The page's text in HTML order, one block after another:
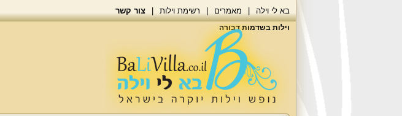
בא לי וילה מאמרים רשימת וילות צור קשר
וילות בשדמות דבורה